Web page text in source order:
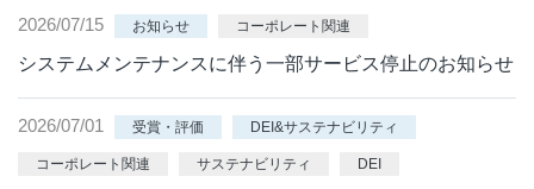
2026/07/15 お知らせ コーポレート関連
システムメンテナンスに伴う一部サービス停止のお知らせ
2026/07/01 受賞・評価 DEI&サステナビリティ
コーポレート関連 サステナビリティ DEI